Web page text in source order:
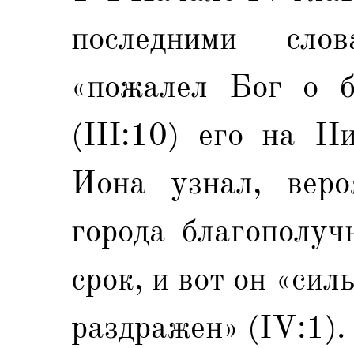
последними
«пожалел Бог о
(III:10) его на
Иона узнал,
города
срок, и вот он
раздражен» (IV:1).